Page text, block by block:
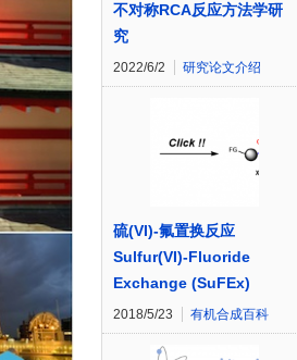
不对称RCA反应方法学研
究
2022/6/2 研究论文介绍
硫(VI)-氟置换反应
Sulfur(VI)-Fluoride
Exchange (SuFEx)
2018/5/23 有机合成百科